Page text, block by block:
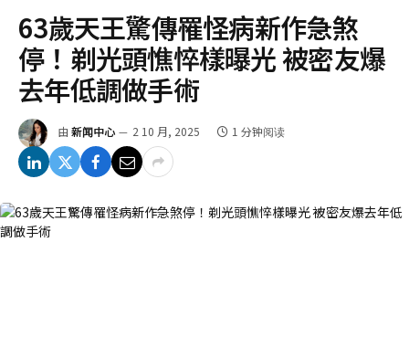
63歲天王驚傳罹怪病新作急煞
停！剃光頭憔悴樣曝光 被密友爆
去年低調做手術
由 新闻中心 2 10 月, 2025 1 分钟阅读